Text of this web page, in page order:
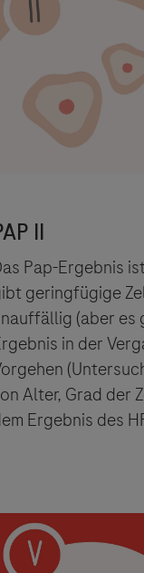
Pap-Ergebnis
geringfügige
(aber es
in der
Alter, Grad der
Ergebnis des